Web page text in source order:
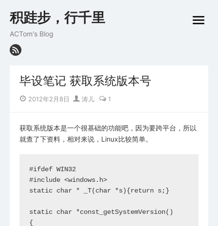
to
积跬步，行千里
ACTom's Blog
open
毕设笔记 获取系统版本号
Posted
2012年2月8日 Author
涛儿 1
获取系统版本是一个很基础的功能吧，因为要跨平台，所以
就查了下资料，相对来说，Linux比较简单。
#ifdef WIN32
#include <windows.h>
static char * _T(char *s){return s;}
static char *const_getSystemVersion()
{